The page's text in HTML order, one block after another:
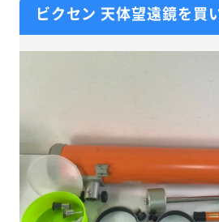
ビクセン 天体望遠鏡を買